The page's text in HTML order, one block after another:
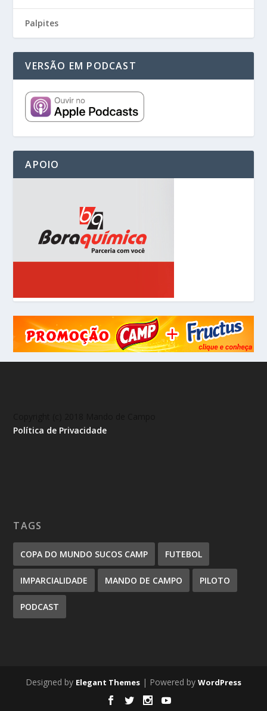
Palpites
VERSÃO EM PODCAST
APOIO
Política de Privacidade
TAGS
COPA DO MUNDO SUCOS CAMP FUTEBOL
IMPARCIALIDADE MANDO DE CAMPO PILOTO
PODCAST
Designed by Elegant Themes | Powered by WordPress